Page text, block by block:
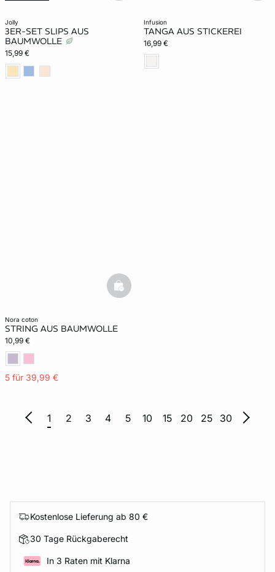
jolly
3ER-SET SLIPS AUS
BAUMWOLLE
15,99 €
infusion
TANGA AUS STICKEREI
16,99 €
nora coton
STRING AUS BAUMWOLLE
10,99 €
5 für 39,99 €
basketfull
1 2 3 4 5 10 15 20 25 30
Kostenlose Lieferung ab 80 €
30 Tage Rückgaberecht
In 3 Raten mit Klarna